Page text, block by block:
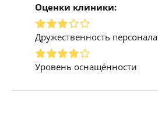
Оценки клиники:
Дружественность персонала
Уровень оснащённости